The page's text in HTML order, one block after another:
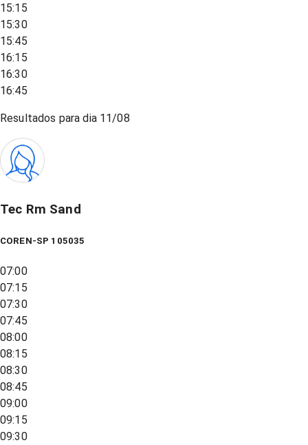
15:15
15:30
15:45
16:15
16:30
16:45
Resultados para dia 11/08
Tec Rm Sand
COREN-SP 105035
07:00
07:15
07:30
07:45
08:00
08:15
08:30
08:45
09:00
09:15
09:30